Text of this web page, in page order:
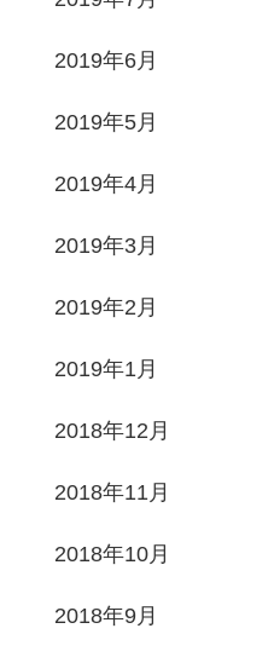
2019年6月
2019年5月
2019年4月
2019年3月
2019年2月
2019年1月
2018年12月
2018年11月
2018年10月
2018年9月